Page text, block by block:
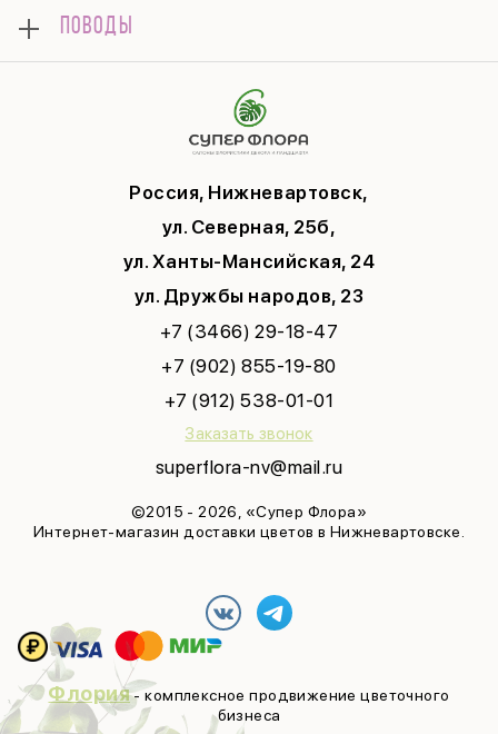
Россия, Нижневартовск,
ул. Северная, 25б,
ул. Ханты-Мансийская, 24
ул. Дружбы народов, 23
+7 (3466) 29-18-47
+7 (902) 855-19-80
+7 (912) 538-01-01
Заказать звонок
superflora-nv@mail.ru
©2015 - 2026, «Супер Флора»
Интернет-магазин доставки цветов в Нижневартовске.
Вопросы и ответы
Политика конфиденциальности
Соглашение на рекламу
Комнатные
Подарки
Открытки
14 февраля
День Матери
ПОВОДЫ
Флория- комплексное продвижение цветочного
бизнеса